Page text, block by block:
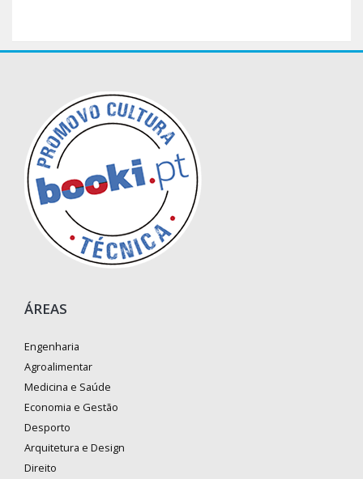
ÁREAS
Engenharia
Agroalimentar
Medicina e Saúde
Economia e Gestão
Desporto
Arquitetura e Design
Direito